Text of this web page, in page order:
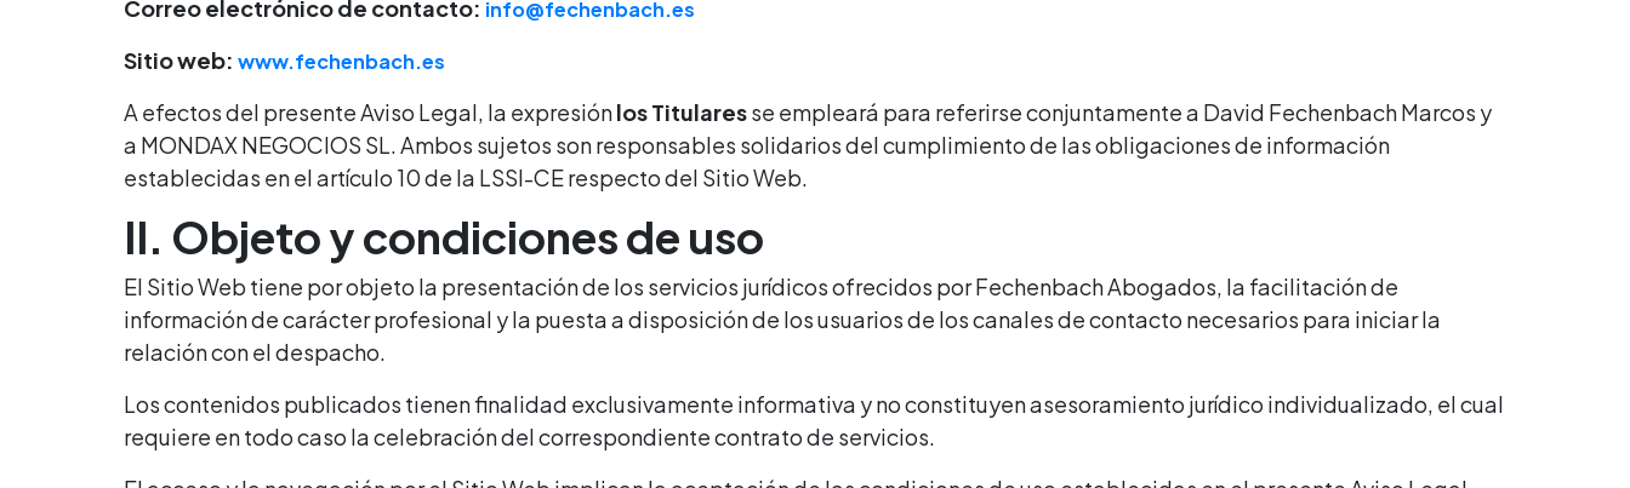
Correo electrónico de contacto: info@fechenbach.es
Sitio web: www.fechenbach.es
A efectos del presente Aviso Legal, la expresiónlos Titularesse empleará para referirse conjuntamente a David Fechenbach Marcos y
a MONDAX NEGOCIOS SL. Ambos sujetos son responsables solidarios del cumplimiento de las obligaciones de información
establecidas en el artículo 10 de la LSSI-CE respecto del Sitio Web.
II. Objeto y condiciones de uso
El Sitio Web tiene por objeto la presentación de los servicios jurídicos ofrecidos por Fechenbach Abogados, la facilitación de
información de carácter profesional y la puesta a disposición de los usuarios de los canales de contacto necesarios para iniciar la
relación con el despacho.
Los contenidos publicados tienen finalidad exclusivamente informativa y no constituyen asesoramiento jurídico individualizado, el cual
requiere en todo caso la celebración del correspondiente contrato de servicios.